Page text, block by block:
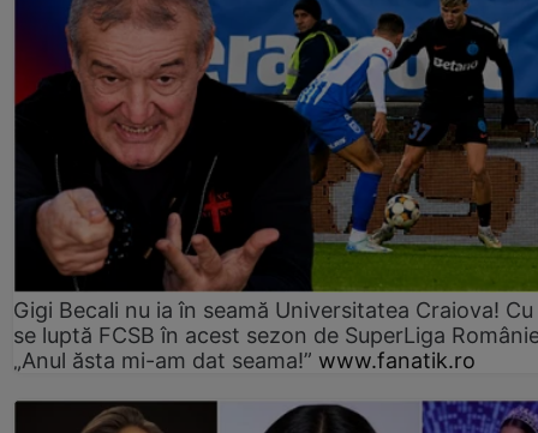
Gigi Becali nu ia în seamă Universitatea Craiova!
se luptă FCSB în acest sezon de SuperLiga
„Anul ăsta mi-am dat seama!” www.fanatik.ro